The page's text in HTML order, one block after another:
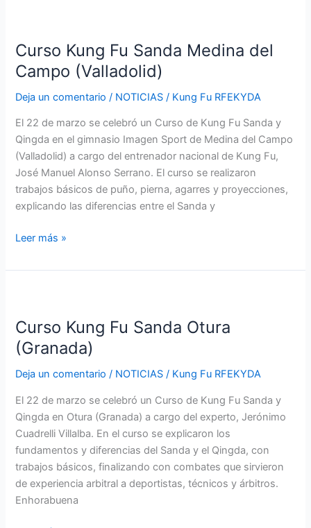
Curso Kung Fu Sanda Medina del
Campo (Valladolid)
Deja un comentario / NOTICIAS / Kung Fu RFEKYDA
El 22 de marzo se celebró un Curso de Kung Fu Sanda y
Qingda en el gimnasio Imagen Sport de Medina del Campo
(Valladolid) a cargo del entrenador nacional de Kung Fu,
José Manuel Alonso Serrano. El curso se realizaron
trabajos básicos de puño, pierna, agarres y proyecciones,
explicando las diferencias entre el Sanda y
Fu
Sanda
del
Campo
(Valladolid)
Leer más »
Curso Kung Fu Sanda Otura
(Granada)
Deja un comentario / NOTICIAS / Kung Fu RFEKYDA
El 22 de marzo se celebró un Curso de Kung Fu Sanda y
Qingda en Otura (Granada) a cargo del experto, Jerónimo
Cuadrelli Villalba. En el curso se explicaron los
fundamentos y diferencias del Sanda y el Qingda, con
trabajos básicos, finalizando con combates que sirvieron
de experiencia arbitral a deportistas, técnicos y árbitros.
Enhorabuena
Fu
Sanda
Otura
(Granada)